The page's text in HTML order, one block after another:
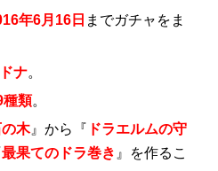
年6月16日 までガチャをま
ナ。
種類。
の木』から『 ドラエルムの守
最果てのドラ巻き 』を作るこ